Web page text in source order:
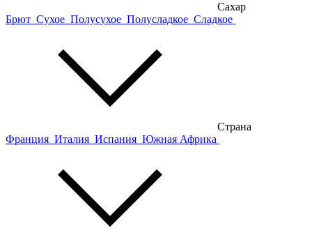
Сахар
Брют Сухое Полусухое Полусладкое Сладкое
Страна
Франция Италия Испания Южная Африка